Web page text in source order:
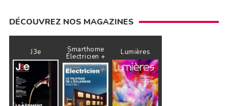
DÉCOUVREZ NOS MAGAZINES
J3e Smarthome
Électricien + Lumières